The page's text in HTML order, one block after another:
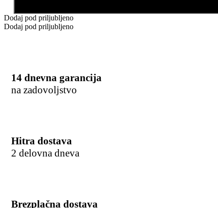
Dodaj pod priljubljeno
Dodaj pod priljubljeno
14 dnevna garancija
na zadovoljstvo
Hitra dostava
2 delovna dneva
Brezplačna dostava